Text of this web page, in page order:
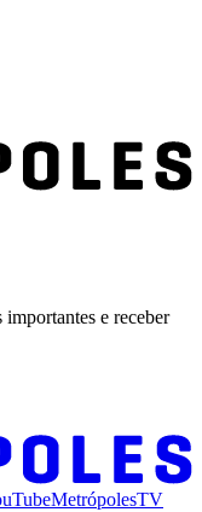
e receber
MetrópolesTV